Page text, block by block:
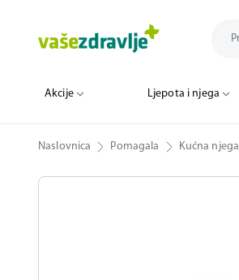
Akcije Ljepota i njega
Naslovnica Pomagala Kućna njega